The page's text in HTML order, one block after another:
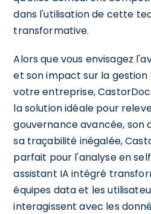
dans l'utilisation de cette
transformative.
Alors que vous envisagez
et son impact sur la gestion
votre entreprise,
la solution idéale pour
gouvernance avancée, son
sa traçabilité inégalée,
parfait pour l'analyse en
assistant IA intégré
équipes data et les
interagissent avec les